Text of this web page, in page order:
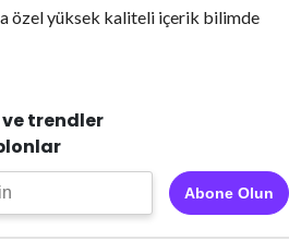
özel yüksek kaliteli içerik bilimde
trendler
Abone Olun